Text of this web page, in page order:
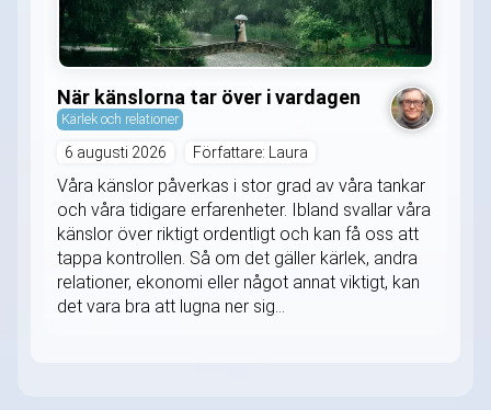
När känslorna tar över i vardagen
Kärlek och relationer
6 augusti 2026 Författare: Laura
Våra känslor påverkas i stor grad av våra tankar
och våra tidigare erfarenheter. Ibland svallar våra
känslor över riktigt ordentligt och kan få oss att
tappa kontrollen. Så om det gäller kärlek, andra
relationer, ekonomi eller något annat viktigt, kan
det vara bra att lugna ner sig...